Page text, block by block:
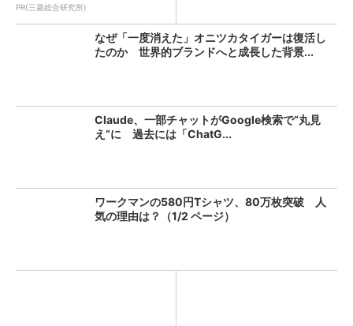
PR(三菱総合研究所)
なぜ「一度消えた」オニツカタイガーは復活し
たのか 世界的ブランドへと成長した背景...
Claude、一部チャットがGoogle検索で“丸見
え”に 過去には「ChatG...
ワークマンの580円Tシャツ、80万枚突破 人
気の理由は？（1/2 ページ）